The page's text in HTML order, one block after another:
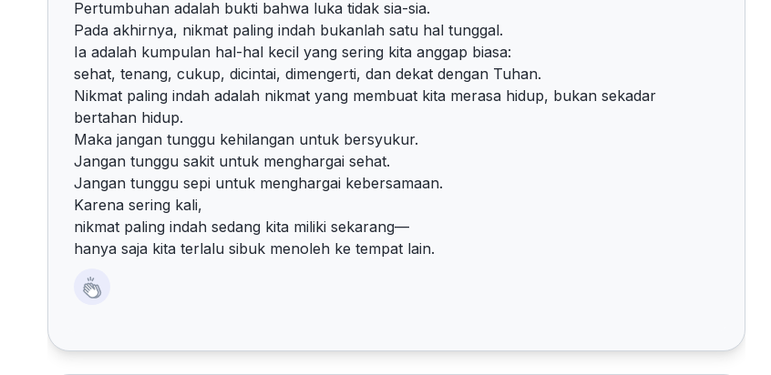
Pertumbuhan adalah bukti bahwa luka tidak sia-sia.
Pada akhirnya, nikmat paling indah bukanlah satu hal tunggal.
Ia adalah kumpulan hal-hal kecil yang sering kita anggap biasa:
sehat, tenang, cukup, dicintai, dimengerti, dan dekat dengan Tuhan.
Nikmat paling indah adalah nikmat yang membuat kita merasa hidup, bukan sekadar
bertahan hidup.
Maka jangan tunggu kehilangan untuk bersyukur.
Jangan tunggu sakit untuk menghargai sehat.
Jangan tunggu sepi untuk menghargai kebersamaan.
Karena sering kali,
nikmat paling indah sedang kita miliki sekarang—
hanya saja kita terlalu sibuk menoleh ke tempat lain.